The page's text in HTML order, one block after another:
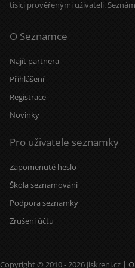
tisíci prověřenými uživateli.
O Seznamce
Najít partnera
Přihlášení
Registrace
Novinky
Pro uživatele seznamky
Zapomenuté heslo
Škola seznamování
Podpora seznamky
Zrušení účtu
Copyright © 2010 - 2026 Jiskreni.cz |